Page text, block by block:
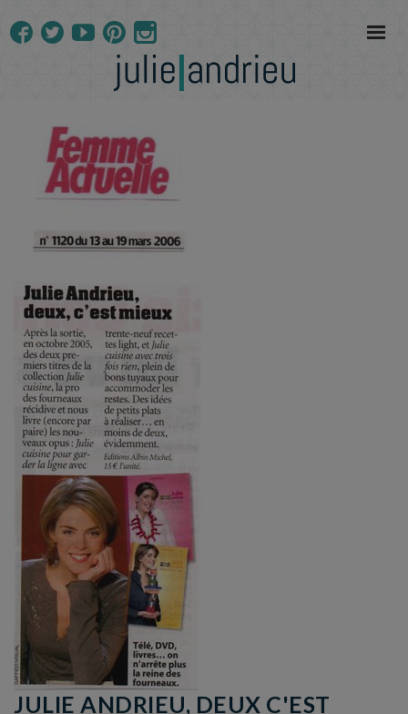
JULIE ANDRIEU, DEUX C'EST